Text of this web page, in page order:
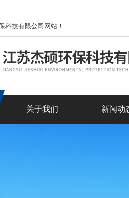
科技有限公司网站！
关于我们 新闻动